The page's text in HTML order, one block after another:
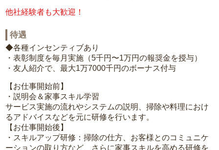
他社経験者も大歓迎！
待遇
◆各種インセンティブあり
・表彰制度を毎月実施（5千円〜1万円の報奨金を授与）
・友人紹介で、最大1万7000千円のボーナス付与
【お仕事開始前】
・説明会＆家事スキル学習
サービス実施の流れやシステムの説明、掃除や料理におけ
るアドバイスなどを元に研修を行います。
【お仕事開始後】
・スキルアップ研修：掃除の仕方、お客様とのコミュニケ
ーションの取り方など、さらに家事スキルを高める研修を